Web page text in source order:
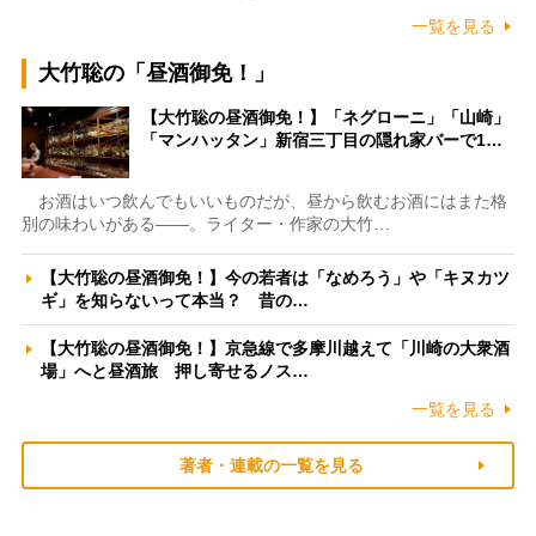
一覧を見る
大竹聡の「昼酒御免！」
【大竹聡の昼酒御免！】「ネグローニ」「山崎」
「マンハッタン」新宿三丁目の隠れ家バーで1…
お酒はいつ飲んでもいいものだが、昼から飲むお酒にはまた格
別の味わいがある――。ライター・作家の大竹…
【大竹聡の昼酒御免！】今の若者は「なめろう」や「キヌカツ
ギ」を知らないって本当？ 昔の…
【大竹聡の昼酒御免！】京急線で多摩川越えて「川崎の大衆酒
場」へと昼酒旅 押し寄せるノス…
一覧を見る
著者・連載の一覧を見る